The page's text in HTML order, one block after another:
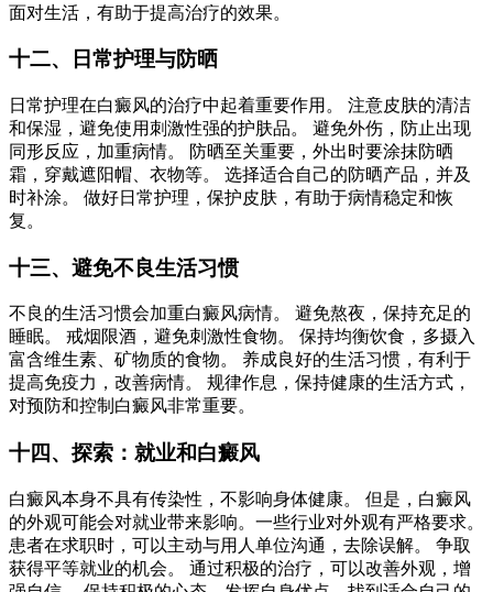
面对生活，有助于提高治疗的效果。
十二、日常护理与防晒
日常护理在白癜风的治疗中起着重要作用。 注意皮肤的清洁
和保湿，避免使用刺激性强的护肤品。 避免外伤，防止出现
同形反应，加重病情。 防晒至关重要，外出时要涂抹防晒
霜，穿戴遮阳帽、衣物等。 选择适合自己的防晒产品，并及
时补涂。 做好日常护理，保护皮肤，有助于病情稳定和恢
复。
十三、避免不良生活习惯
不良的生活习惯会加重白癜风病情。 避免熬夜，保持充足的
睡眠。 戒烟限酒，避免刺激性食物。 保持均衡饮食，多摄入
富含维生素、矿物质的食物。 养成良好的生活习惯，有利于
提高免疫力，改善病情。 规律作息，保持健康的生活方式，
对预防和控制白癜风非常重要。
十四、探索：就业和白癜风
白癜风本身不具有传染性，不影响身体健康。 但是，白癜风
的外观可能会对就业带来影响。一些行业对外观有严格要求。
患者在求职时，可以主动与用人单位沟通，去除误解。 争取
获得平等就业的机会。 通过积极的治疗，可以改善外观，增